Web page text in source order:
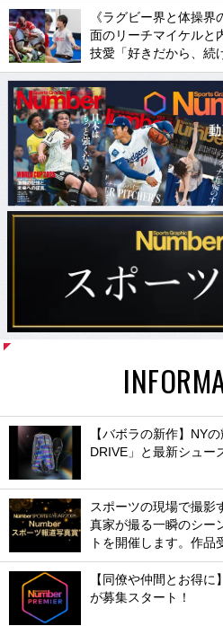
《ラグビー界と体操
面のリーチマイケルと
技愛「好きだから、続
【バボラの新作】NY
DRIVE」と最新シュー
スポーツの現場で撮影
真家が撮る一瞬のシー
トを開催します。作品
【同僚や仲間とお得
が募集スタート！